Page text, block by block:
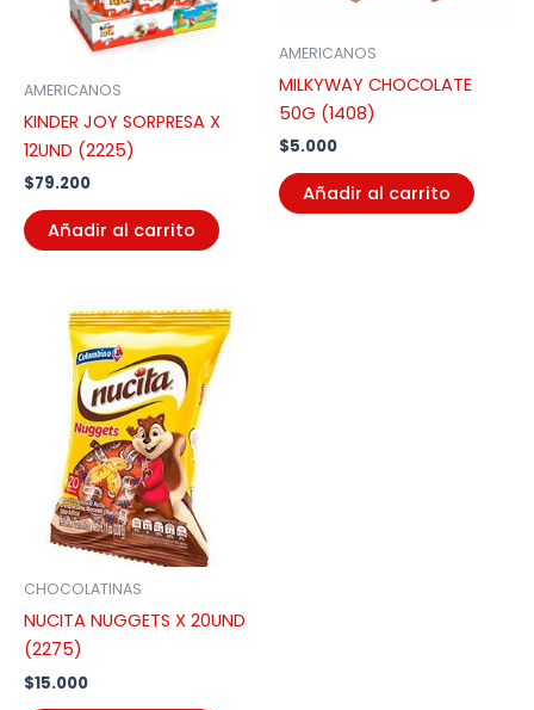
AMERICANOS
KINDER JOY SORPRESA X
12UND (2225)
$79.200
Añadir al carrito
AMERICANOS
MILKYWAY CHOCOLATE
50G (1408)
$5.000
Añadir al carrito
CHOCOLATINAS
NUCITA NUGGETS X 20UND
(2275)
$15.000